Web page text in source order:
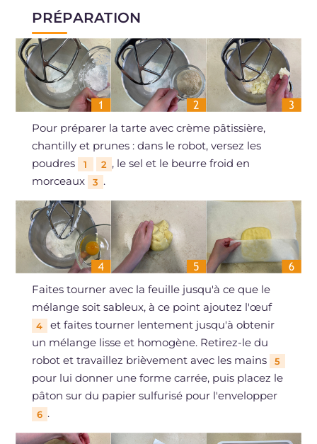
PRÉPARATION
Pour préparer la tarte avec crème pâtissière,
chantilly et prunes : dans le robot, versez les
poudres
1 2 , le sel et le beurre froid en
morceaux
3 .
Faites tourner avec la feuille jusqu'à ce que le
mélange soit sableux, à ce point ajoutez l'œuf
4
et faites tourner lentement jusqu'à obtenir
un mélange lisse et homogène. Retirez-le du
robot et travaillez brièvement avec les mains
5
pour lui donner une forme carrée, puis placez le
pâton sur du papier sulfurisé pour l'envelopper
6 .